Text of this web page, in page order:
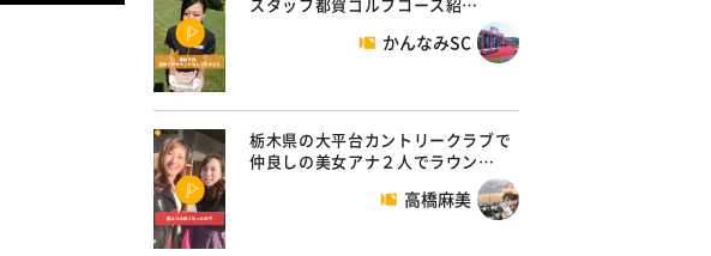
かんなみSC
栃木県の大平台カントリークラブで
仲良しの美女アナ２人でラウン…
高橋麻美